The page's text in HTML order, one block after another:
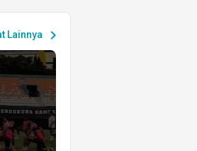
Lainnya chevron_right